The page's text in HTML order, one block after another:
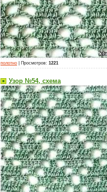
полотно Просмотров: 1221
Узор №54, схема